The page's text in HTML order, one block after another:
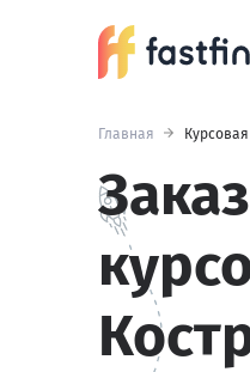
Главная